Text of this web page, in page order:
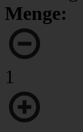
Menge:
1